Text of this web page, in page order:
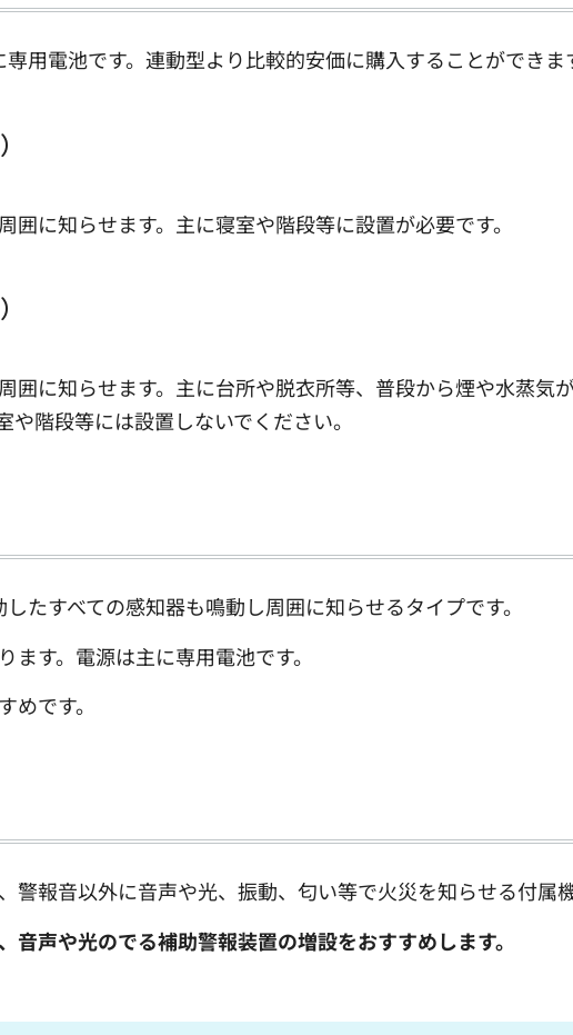
用電池です。連動型より比較的安価に購入することができま
に知らせます。主に寝室や階段等に設置が必要です。
囲に知らせます。主に台所や脱衣所等、普段から煙や水蒸気
階段等には設置しないでください。
たすべての感知器も鳴動し周囲に知らせるタイプです。
す。電源は主に専用電池です。
です。
警報音以外に音声や光、振動、匂い等で火災を知らせる付属
声や光のでる補助警報装置の増設をおすすめします。